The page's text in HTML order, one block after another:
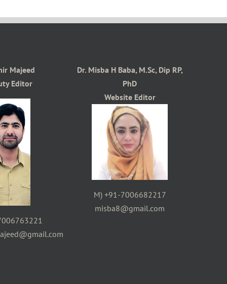
Majeed
Editor
Dr. Misba H Baba, M.Sc, Dip RP,
PhD
Website Editor
M) +91-7006682217
misba8@gmail.com